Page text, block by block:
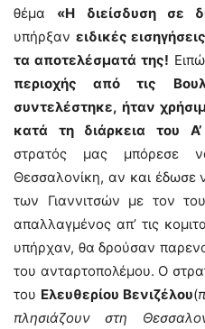
θέμα «Η διείσδυση σε
υπήρξαν ειδικές
τα αποτελέσματά της!
περιοχής από τις
συντελέστηκε, ήταν
κατά τη διάρκεια του
στρατός μας μπόρεσε
Θεσσαλονίκη, αν και έδωσε
των Γιαννιτσών με τον
απαλλαγμένος απ’ τις
υπήρχαν, θα δρούσαν
του ανταρτοπολέμου. Ο
του Ελευθερίου Βενιζέλου(
πλησιάζουν στη